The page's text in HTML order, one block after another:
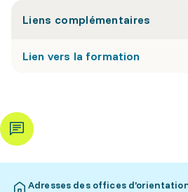
Liens complémentaires
Lien vers la formation
Adresses des offices